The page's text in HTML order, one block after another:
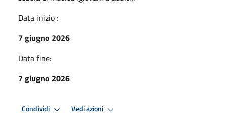
Data inizio :
7 giugno 2026
Data fine:
7 giugno 2026
Condividi Vedi azioni